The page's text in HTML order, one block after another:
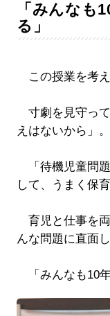
「みんなも
る」
この授業を考え
寸劇を見守っ
えはないから」。
「待機児童問
して、うまく保
育児と仕事を
んな問題に直面し
「みんなも10年